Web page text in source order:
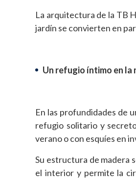
La arquitectura de la TB
jardín se convierten en
Un refugio íntimo en
En las profundidades de
refugio solitario y
verano o con esquíes en
Su estructura de madera
el interior y permite la